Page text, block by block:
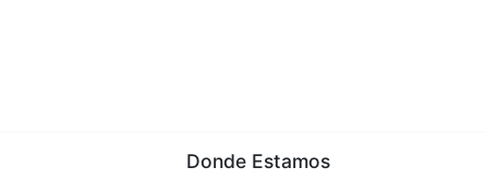
Donde Estamos